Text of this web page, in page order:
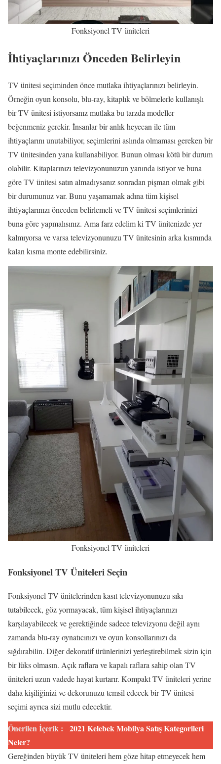
Fonksiyonel TV üniteleri
İhtiyaçlarınızı Önceden Belirleyin
TV ünitesi seçiminden önce mutlaka ihtiyaçlarınızı belirleyin.
Örneğin oyun konsolu, blu-ray, kitaplık ve bölmelerle kullanışlı
bir TV ünitesi istiyorsanız mutlaka bu tarzda modeller
beğenmeniz gerekir. İnsanlar bir anlık heyecan ile tüm
ihtiyaçlarını unutabiliyor, seçimlerini aslında olmaması gereken bir
TV ünitesinden yana kullanabiliyor. Bunun olması kötü bir durum
olabilir. Kitaplarınızı televizyonunuzun yanında istiyor ve buna
göre TV ünitesi satın almadıysanız sonradan pişman olmak gibi
bir durumunuz var. Bunu yaşamamak adına tüm kişisel
ihtiyaçlarınızı önceden belirlemeli ve TV ünitesi seçimlerinizi
buna göre yapmalısınız. Ama farz edelim ki TV ünitenizde yer
kalmıyorsa ve varsa televizyonunuzu TV ünitesinin arka kısmında
kalan kısma monte edebilirsiniz.
Fonksiyonel TV üniteleri
Fonksiyonel TV Üniteleri Seçin
Fonksiyonel TV ünitelerinden kasıt televizyonunuzu sıkı
tutabilecek, göz yormayacak, tüm kişisel ihtiyaçlarınızı
karşılayabilecek ve gerektiğinde sadece televizyonu değil aynı
zamanda blu-ray oynatıcınızı ve oyun konsollarınızı da
sığdırabilin. Diğer dekoratif ürünlerinizi yerleştirebilmek sizin için
bir lüks olmasın. Açık raflara ve kapalı raflara sahip olan TV
üniteleri uzun vadede hayat kurtarır. Kompakt TV üniteleri yerine
daha kişiliğinizi ve dekorunuzu temsil edecek bir TV ünitesi
seçimi ayrıca sizi mutlu edecektir.
Önerilen İçerik :
2021 Kelebek Mobilya Satış Kategorileri
Neler?
Gereğinden büyük TV üniteleri hem göze hitap etmeyecek hem